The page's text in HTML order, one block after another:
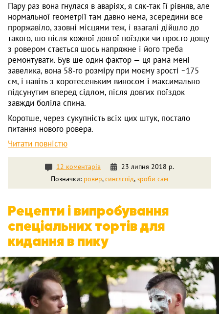
Пару раз вона гнулася в аваріях, я сяк-так її рівняв, але
нормальної геометрії там давно нема, зсередини все
проржавіло, ззовні місцями теж, і взагалі дійшло до
такого, шо після кожної довгої поїздки чи просто дощу
з ровером стається шось напряжне і його треба
ремонтувати. Був ше один фактор — ця рама мені
завелика, вона 58-го розміру при моєму зрості ~175
см, і навіть з коротесеньким виносом і максимально
підсунутим вперед сідлом, після довгих поїздок
завжди боліла спина.
Коротше, через сукупність всіх цих штук, постало
питання нового ровера.
Читати повністю
12 коментарів
23 липня 2018 р.
Позначки: ровер,синглспід,зроби сам
Рецепти і випробування
спеціальних тортів для
кидання в пику